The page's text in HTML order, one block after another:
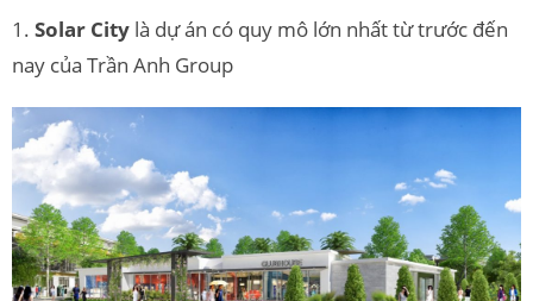
1. Solar City là dự án có quy mô lớn nhất từ trước đến
nay của Trần Anh Group